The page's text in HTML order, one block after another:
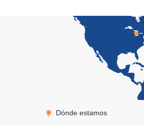
Dónde estamos